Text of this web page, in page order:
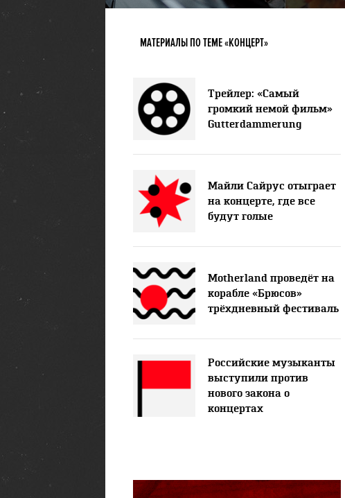
МАТЕРИАЛЫ ПО ТЕМЕ «КОНЦЕРТ»
Трейлер: «Самый
громкий немой фильм»
Gutterdammerung
Майли Сайрус отыграет
на концерте, где все
будут голые
Motherland проведёт на
корабле «Брюсов»
трёхдневный фестиваль
Российские музыканты
выступили против
нового закона о
концертах